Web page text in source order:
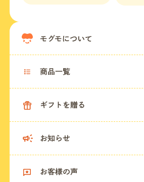
モグモについて
商品一覧
ギフトを贈る
お知らせ
お客様の声